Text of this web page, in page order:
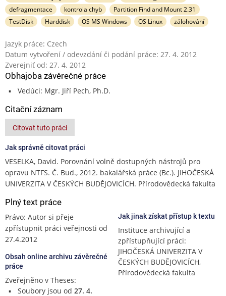
defragmentace
kontrola chyb
Partition Find and Mount 2.31
TestDisk
Harddisk OS MS Windows OS Linux zálohování
Jazyk práce: Czech
Datum vytvoření / odevzdání či podání práce: 27. 4. 2012
Zverejniť od: 27. 4. 2012
Obhajoba závěrečné práce
Vedúci: Mgr. Jiří Pech, Ph.D.
Citační záznam
Citovat tuto práci
Jak správně citovat práci
VESELKA, David. Porovnání volně dostupných nástrojů pro
opravu NTFS. Č. Bud., 2012. bakalářská práce (Bc.). JIHOČESKÁ
UNIVERZITA V ČESKÝCH BUDĚJOVICÍCH. Přírodovědecká fakulta
Plný text práce
Právo: Autor si přeje
zpřístupnit práci veřejnosti od
27.4.2012
Obsah online archivu závěrečné
práce
Zveřejněno v Theses:
Soubory jsou od 27. 4.
Jak jinak získat přístup k textu
Instituce archivující a
zpřístupňující práci:
JIHOČESKÁ UNIVERZITA V
ČESKÝCH BUDĚJOVICÍCH,
Přírodovědecká fakulta